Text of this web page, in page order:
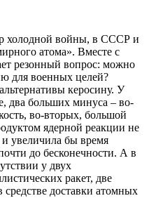
холодной войны, в СССР и
атома». Вместе с
резонный вопрос: можно
для военных целей?
керосину. У
два больших минуса – во-
во-вторых, большой
ядерной реакции не
и увеличила бы время
до бесконечности. А в
у двух
ракет, две
доставки атомных